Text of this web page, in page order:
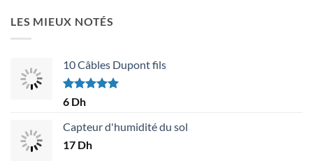
LES MIEUX NOTÉS
10 Câbles Dupont fils
Note
6 Dh
Capteur d'humidité du sol
17 Dh